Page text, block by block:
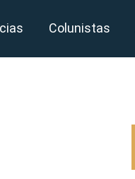
Colunistas